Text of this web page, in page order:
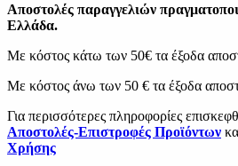
Αποστολές παραγγελιών
Ελλάδα.
Με κόστος κάτω των 50€ τα έξοδα
Με κόστος άνω των 50 € τα έξοδα
Για περισσότερες πληροφορίες
Αποστολές-Επιστροφές Προϊόντων
Χρήσης